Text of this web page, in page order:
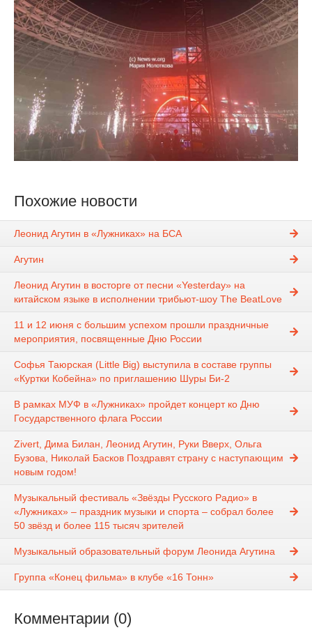
Похожие новости
Леонид Агутин в «Лужниках» на БСА
Агутин
Леонид Агутин в восторге от песни «Yesterday» на
китайском языке в исполнении трибьют-шоу The BeatLove
11 и 12 июня с большим успехом прошли праздничные
мероприятия, посвященные Дню России
Софья Таюрская (Little Big) выступила в составе группы
«Куртки Кобейна» по приглашению Шуры Би-2
В рамках МУФ в «Лужниках» пройдет концерт ко Дню
Государственного флага России
Zivert, Дима Билан, Леонид Агутин, Руки Вверх, Ольга
Бузова, Николай Басков Поздравят страну с наступающим
новым годом!
Музыкальный фестиваль «Звёзды Русского Радио» в
«Лужниках» – праздник музыки и спорта – собрал более
50 звёзд и более 115 тысяч зрителей
Музыкальный образовательный форум Леонида Агутина
Группа «Конец фильма» в клубе «16 Тонн»
Комментарии (0)